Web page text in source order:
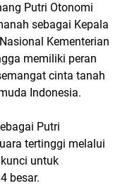
Putri Otonomi
sebagai Kepala
Kementerian
memiliki peran
cinta tanah
Indonesia.
Putri
tertinggi melalui
untuk
besar.